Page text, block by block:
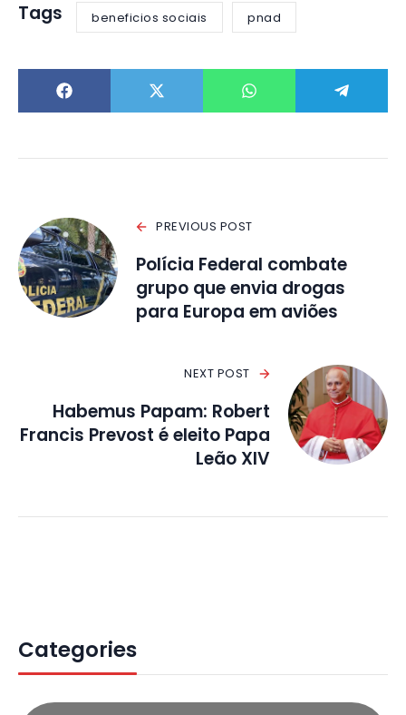
Tags beneficios sociais pnad
PREVIOUS POST
Polícia Federal combate
grupo que envia drogas
para Europa em aviões
NEXT POST
​Habemus Papam: Robert
Francis Prevost é eleito Papa
Leão XIV
Categories